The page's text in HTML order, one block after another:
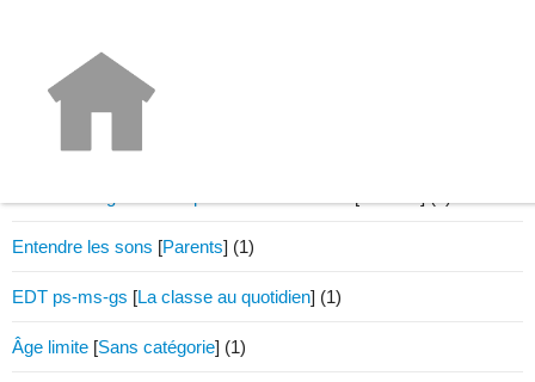
La formation du 26 août prochain
Trop d'ateliers ? [
Entendre les sons [Parents] (1)
EDT ps-ms-gs [La classe au quotidien] (1)
Âge limite [Sans catégorie] (1)